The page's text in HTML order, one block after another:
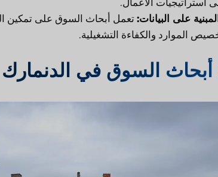
على البيانات: تعمل أبحاث السوق على تمكين
الموارد والكفاءة التشغيلية.
أبحاث السوق في الدنمارك